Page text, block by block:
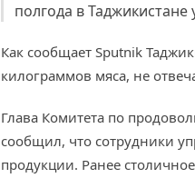
полгода в
Как сообщает Sputnik
килограммов мяса, не
Глава Комитета по
сообщил, что сотрудники
продукции. Ранее